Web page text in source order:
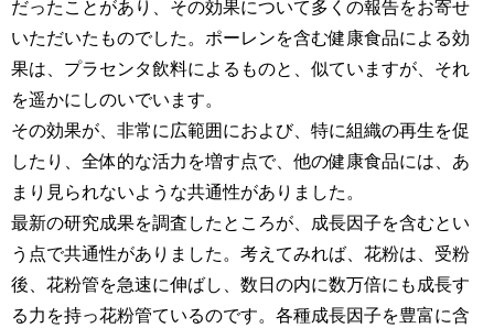
だったことがあり、その効果について多くの報告をお寄せ
いただいたものでした。ポーレンを含む健康食品による効
果は、プラセンタ飲料によるものと、似ていますが、それ
を遥かにしのいでいます。
その効果が、非常に広範囲におよび、特に組織の再生を促
したり、全体的な活力を増す点で、他の健康食品には、あ
まり見られないような共通性がありました。
最新の研究成果を調査したところが、成長因子を含むとい
う点で共通性がありました。考えてみれば、花粉は、受粉
後、花粉管を急速に伸ばし、数日の内に数万倍にも成長す
る力を持っ花粉管ているのです。各種成長因子を豊富に含